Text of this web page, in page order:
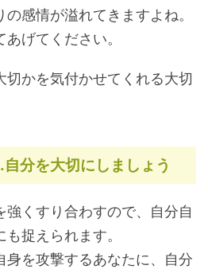
感情が溢れてきますよね。
げてください。
切かを気付かせてくれる大切
分を大切にしましょう
強くすり合わすので、自分自
捉えられます。
身を攻撃するあなたに、自分